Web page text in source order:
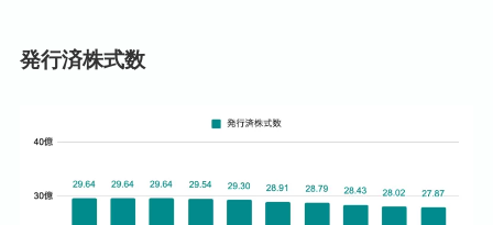
発行済株式数